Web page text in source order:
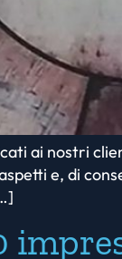
ai nostri
e, di